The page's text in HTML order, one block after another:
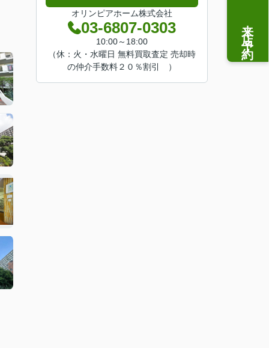
オリンピアホーム株式会社
03-6807-0303
10:00～18:00
（休：火・水曜日 無料買取査定 売却時
の仲介手数料２０％割引 ）
来店予約